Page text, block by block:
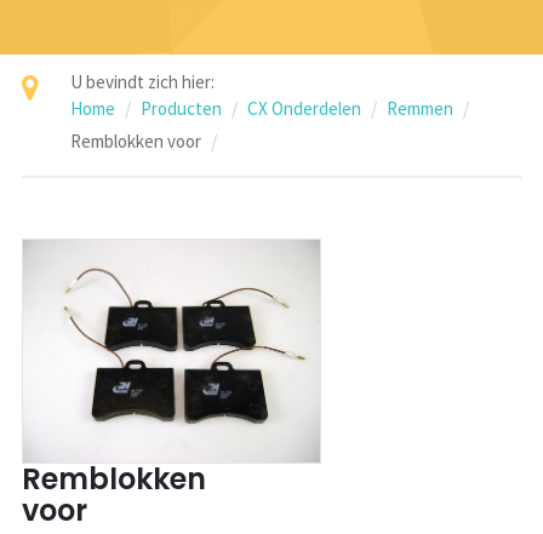
U bevindt zich hier:
Home
Producten CX Onderdelen
Remmen
Remblokken voor
Remblokken
voor